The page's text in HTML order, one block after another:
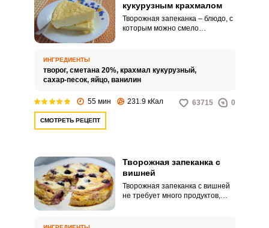
кукурузным крахмалом
Творожная запеканка – блюдо, с
которым можно смело
вполне реально, просто
добавьте в творожную смесь
вкусным, увеличив при этом
ИНГРЕДИЕНТЫ
творог, сметана 20%, крахмал кукурузный,
сахар-песок, яйцо, ванилин
55 мин 231.9 кКал 63715 0
СМОТРЕТЬ РЕЦЕПТ
Творожная запеканка с
вишней
Творожная запеканка с вишней
не требует много продуктов,